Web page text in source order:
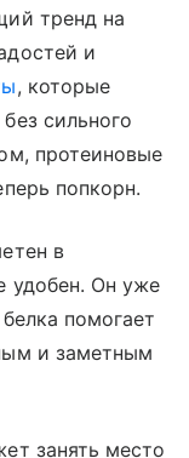
тренд на
и
, которые
сильного
протеиновые
попкорн.
в
удобен. Он уже
помогает
и заметным
занять место